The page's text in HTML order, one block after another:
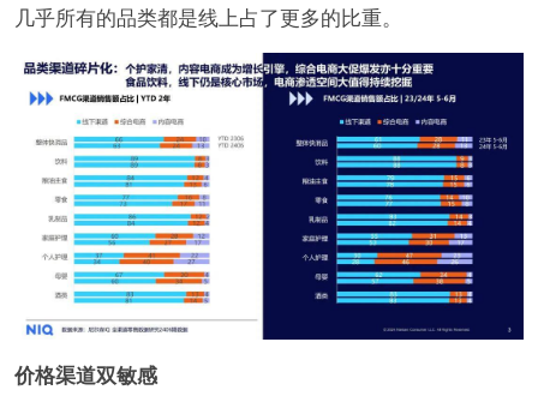
几乎所有的品类都是线上占了更多的比重。
价格渠道双敏感